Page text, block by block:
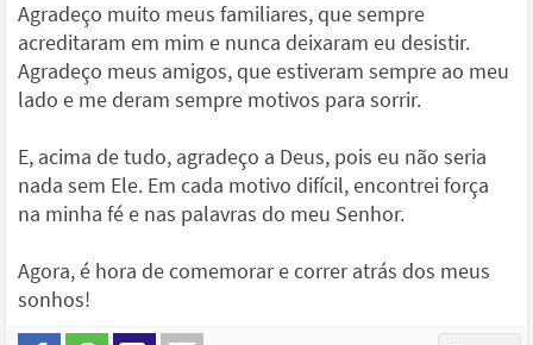
Agradeço muito meus familiares, que sempre
acreditaram em mim e nunca deixaram eu desistir.
Agradeço meus amigos, que estiveram sempre ao meu
lado e me deram sempre motivos para sorrir.
E, acima de tudo, agradeço a Deus, pois eu não seria
nada sem Ele. Em cada motivo difícil, encontrei força
na minha fé e nas palavras do meu Senhor.
Agora, é hora de comemorar e correr atrás dos meus
sonhos!